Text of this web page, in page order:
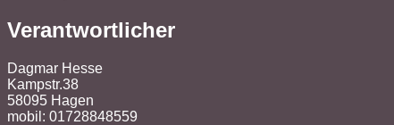
Verantwortlicher
Dagmar Hesse
Kampstr.38
58095 Hagen
mobil: 01728848559